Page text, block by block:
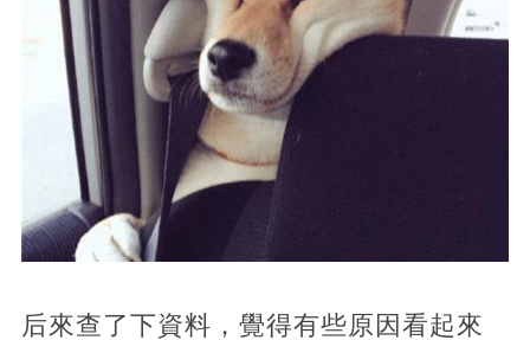
后來查了下資料，覺得有些原因看起來